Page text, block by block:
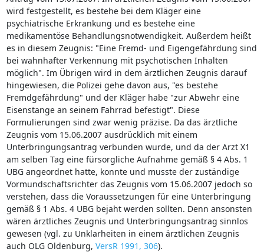
wird festgestellt, es bestehe bei dem Kläger eine
psychiatrische Erkrankung und es bestehe eine
medikamentöse Behandlungsnotwendigkeit. Außerdem heißt
es in diesem Zeugnis: "Eine Fremd- und Eigengefährdung sind
bei wahnhafter Verkennung mit psychotischen Inhalten
möglich". Im Übrigen wird in dem ärztlichen Zeugnis darauf
hingewiesen, die Polizei gehe davon aus, "es bestehe
Fremdgefährdung" und der Kläger habe "zur Abwehr eine
Eisenstange an seinem Fahrrad befestigt". Diese
Formulierungen sind zwar wenig präzise. Da das ärztliche
Zeugnis vom 15.06.2007 ausdrücklich mit einem
Unterbringungsantrag verbunden wurde, und da der Arzt X1
am selben Tag eine fürsorgliche Aufnahme gemäß § 4 Abs. 1
UBG angeordnet hatte, konnte und musste der zuständige
Vormundschaftsrichter das Zeugnis vom 15.06.2007 jedoch so
verstehen, dass die Voraussetzungen für eine Unterbringung
gemäß § 1 Abs. 4 UBG bejaht werden sollten. Denn ansonsten
wären ärztliches Zeugnis und Unterbringungsantrag sinnlos
gewesen (vgl. zu Unklarheiten in einem ärztlichen Zeugnis
auch OLG Oldenburg, VersR 1991, 306).